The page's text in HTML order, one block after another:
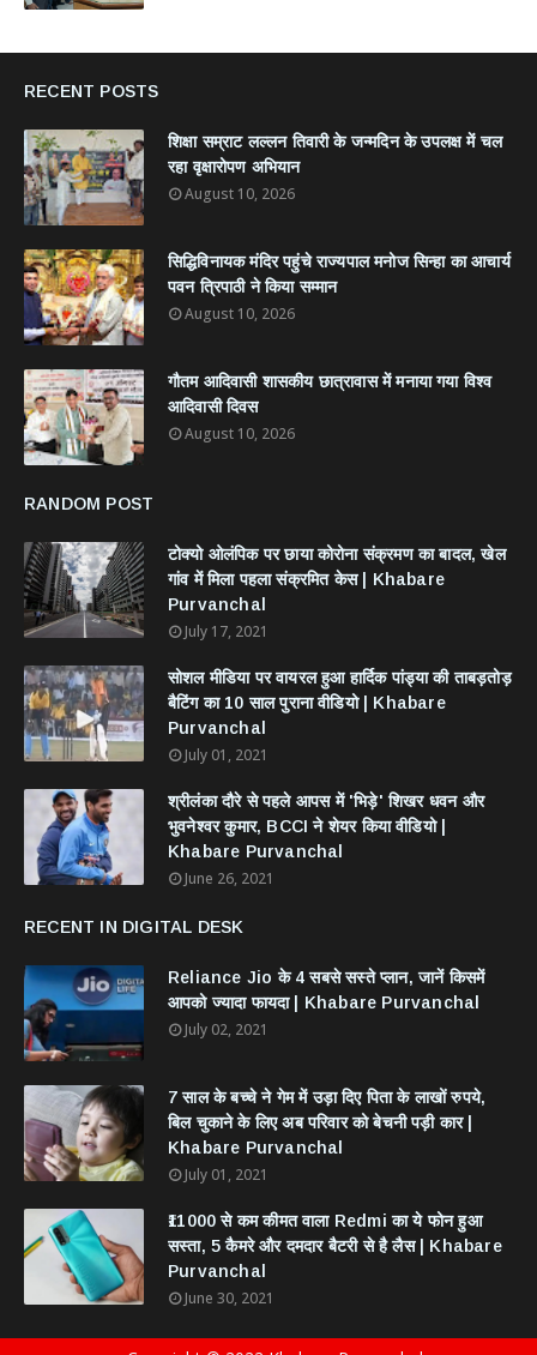
RECENT POSTS
शिक्षा सम्राट लल्लन तिवारी के जन्मदिन के उपलक्ष में चल
रहा वृक्षारोपण अभियान
August 10, 2026
सिद्धिविनायक मंदिर पहुंचे राज्यपाल मनोज सिन्हा का आचार्य
पवन त्रिपाठी ने किया सम्मान
August 10, 2026
गौतम आदिवासी शासकीय छात्रावास में मनाया गया विश्व
आदिवासी दिवस
August 10, 2026
RANDOM POST
टोक्यो ओलंपिक पर छाया कोरोना संक्रमण का बादल, खेल
गांव में मिला पहला संक्रमित केस | Khabare
Purvanchal
July 17, 2021
सोशल मीडिया पर वायरल हुआ हार्दिक पांड्या की ताबड़तोड़
बैटिंग का 10 साल पुराना वीडियो | Khabare
Purvanchal
July 01, 2021
श्रीलंका दौरे से पहले आपस में 'भिड़े' शिखर धवन और
भुवनेश्वर कुमार, BCCI ने शेयर किया वीडियो |
Khabare Purvanchal
June 26, 2021
RECENT IN DIGITAL DESK
Reliance Jio के 4 सबसे सस्ते प्लान, जानें किसमें
आपको ज्यादा फायदा | Khabare Purvanchal
July 02, 2021
7 साल के बच्चे ने गेम में उड़ा दिए पिता के लाखों रुपये,
बिल चुकाने के लिए अब परिवार को बेचनी पड़ी कार |
Khabare Purvanchal
July 01, 2021
₹11000 से कम कीमत वाला Redmi का ये फोन हुआ
सस्ता, 5 कैमरे और दमदार बैटरी से है लैस | Khabare
Purvanchal
June 30, 2021